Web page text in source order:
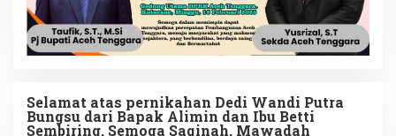
Selamat atas pernikahan Dedi Wandi Putra
Bungsu dari Bapak Alimin dan Ibu Betti
Sembiring. Semoga Saqinah, Mawadah